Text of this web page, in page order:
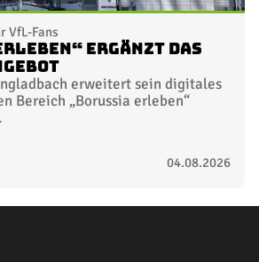
VfL-Fans
ergänzt das
erweitert sein digitales
Bereich „Borussia erleben“
04.08.2026